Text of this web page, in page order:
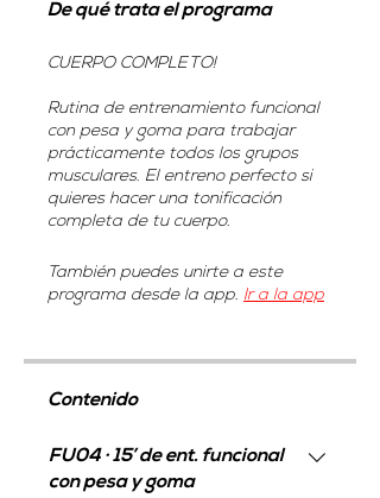
De qué trata el programa
CUERPO COMPLETO!
Rutina de entrenamiento funcional
con pesa y goma para trabajar
prácticamente todos los grupos
musculares. El entreno perfecto si
quieres hacer una tonificación
completa de tu cuerpo.
También puedes unirte a este
programa desde la app. Ir a la app
Contenido
FU04 · 15’ de ent. funcional
con pesa y goma